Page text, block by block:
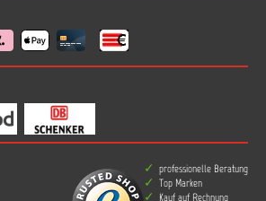
professionelle Beratung
Top Marken
Kauf auf Rechnung